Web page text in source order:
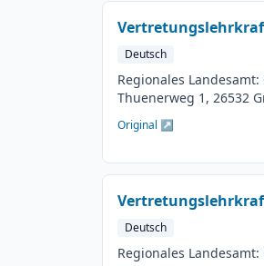
Deutsch
Regionales
Thuenerweg 1, 26532
Original ↗
Deutsch
Regionales